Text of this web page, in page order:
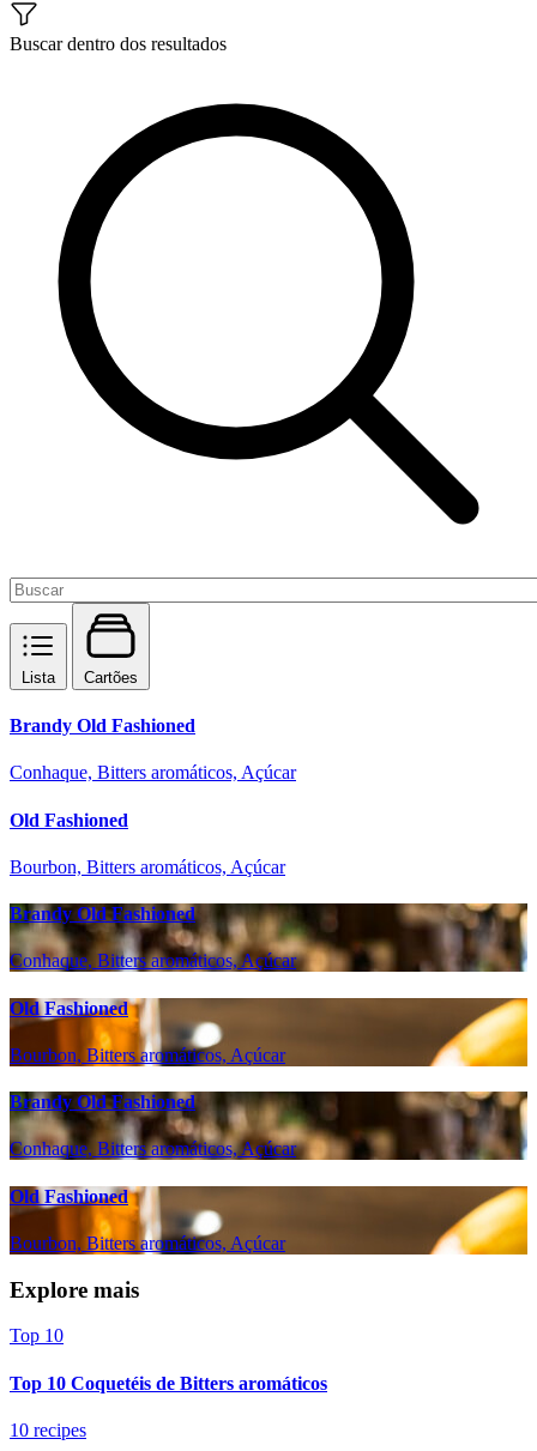
Buscar dentro dos resultados
Lista Cartões
Brandy Old Fashioned
Conhaque, Bitters aromáticos, Açúcar
Old Fashioned
Bourbon, Bitters aromáticos, Açúcar
Brandy Old Fashioned
Conhaque, Bitters aromáticos, Açúcar
Old Fashioned
Bourbon, Bitters aromáticos, Açúcar
Brandy Old Fashioned
Conhaque, Bitters aromáticos, Açúcar
Old Fashioned
Bourbon, Bitters aromáticos, Açúcar
Explore mais
Top 10
Top 10 Coquetéis de Bitters aromáticos
10 recipes